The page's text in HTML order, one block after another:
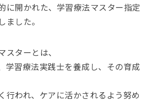
に開かれた、学習療法マスター指定
した。
スターとは、
学習療法実践士を養成し、その育成
行われ、ケアに活かされるよう努め